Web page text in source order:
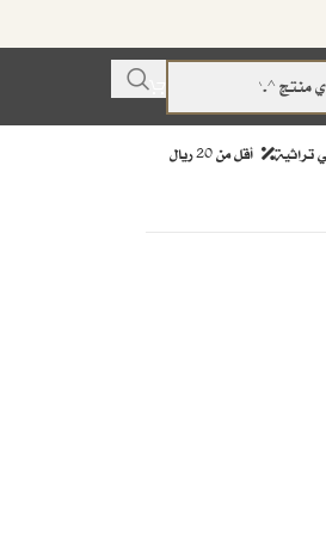
تراثية أقل من 20 ريال